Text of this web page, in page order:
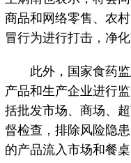
商品和网络零售、农
冒行为进行打击，净化
此外，国家食药监
产品和生产企业进行
括批发市场、商场、
督检查，排除风险隐
的产品流入市场和餐桌